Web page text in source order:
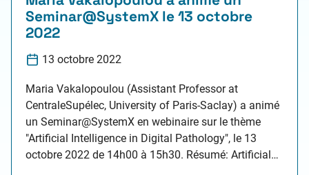
Seminar@SystemX le 13 octobre
2022
13 octobre 2022
Maria Vakalopoulou (Assistant Professor at
CentraleSupélec, University of Paris-Saclay) a animé
un Seminar@SystemX en webinaire sur le thème
"Artificial Intelligence in Digital Pathology", le 13
octobre 2022 de 14h00 à 15h30. Résumé: Artificial